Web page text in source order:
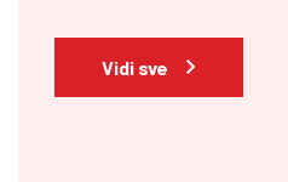
Vidi sve